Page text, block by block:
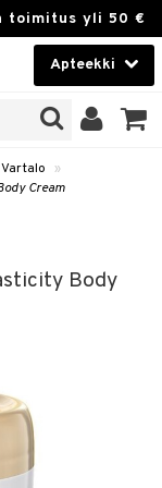
toimitus yli 50 €
Apteekki
Vartalo
»
Cream
Body